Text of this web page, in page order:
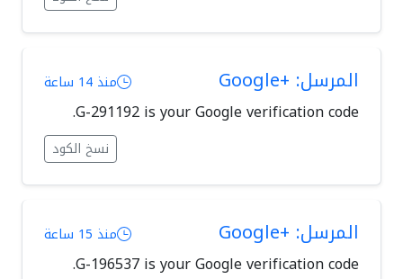
المرسل: +Google منذ 14 ساعة
G-291192 is your Google verification code.
نسخ الكود
المرسل: +Google منذ 15 ساعة
G-196537 is your Google verification code.